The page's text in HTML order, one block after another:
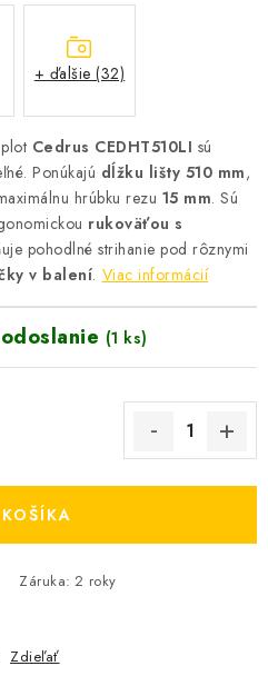
ochrany osobných údajov
Cedrus CEDHT510LI sú
Ponúkajú dĺžku lišty 510 mm,
hrúbku rezu 15 mm. Sú
rukoväťou s
pohodlné strihanie pod rôznymi
v balení. Viac informácií
(1 ks)
Záruka: 2 roky
Zdieľať
+ ďalšie (32)